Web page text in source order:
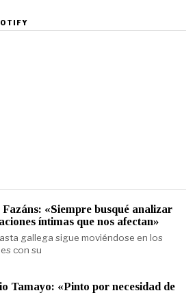
Fazáns: «Siempre busqué analizar
íntimas que nos afectan»
gallega sigue moviéndose en los
con su
Tamayo: «Pinto por necesidad de